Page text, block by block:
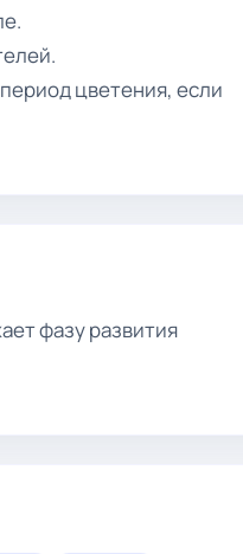
цветения, если
фазу развития